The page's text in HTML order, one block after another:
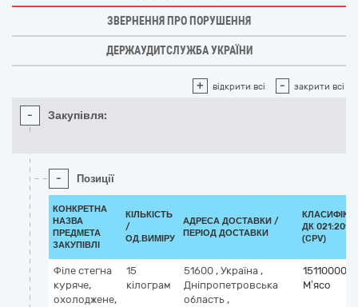
ЗВЕРНЕННЯ ПРО ПОРУШЕННЯ
ДЕРЖАУДИТСЛУЖБА УКРАЇНИ
+ відкрити всі - закрити всі
- Закупівля:
- Позиції
КОНКРЕТНА
НАЗВА
ПРЕДМЕТА
ЗАКУПІВЛІ
КІЛЬКІСТЬ
/
ОД.ВИМІРУ
АДРЕСА ДОСТАВКИ /
ПЕРІОД ДОСТАВКИ
ДК 021:2015
(CPV)
Філе стегна
куряче,
охолоджене,
15
кілограм
51600 , Україна ,
Дніпропетровська
область ,
15110000-2
М’ясо